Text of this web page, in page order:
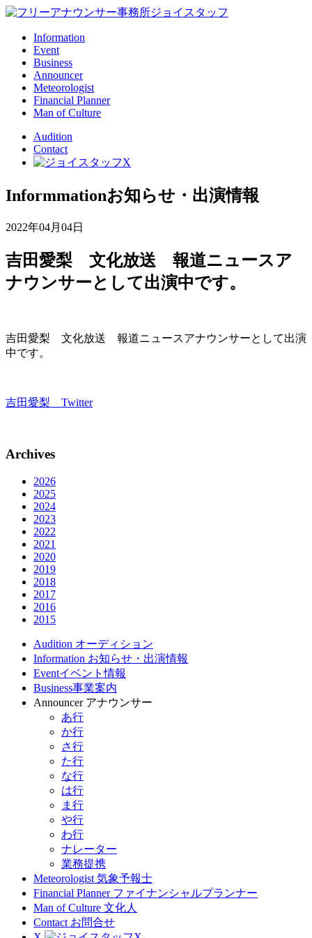
Information
Event
Business
Announcer
Meteorologist
Financial Planner
Man of Culture
Audition
Contact
Informmationお知らせ・出演情報
2022年04月04日
吉田愛梨 文化放送 報道ニュースア
ナウンサーとして出演中です。
吉田愛梨 文化放送 報道ニュースアナウンサーとして出演
中です。
吉田愛梨 Twitter
Archives
2026
2025
2024
2023
2022
2021
2020
2019
2018
2017
2016
2015
Audition オーディション
Information お知らせ・出演情報
Eventイベント情報
Business事業案内
Announcer アナウンサー
あ行
か行
さ行
た行
な行
は行
ま行
や行
わ行
ナレーター
業務提携
Meteorologist 気象予報士
Financial Planner ファイナンシャルプランナー
Man of Culture 文化人
Contact お問合せ